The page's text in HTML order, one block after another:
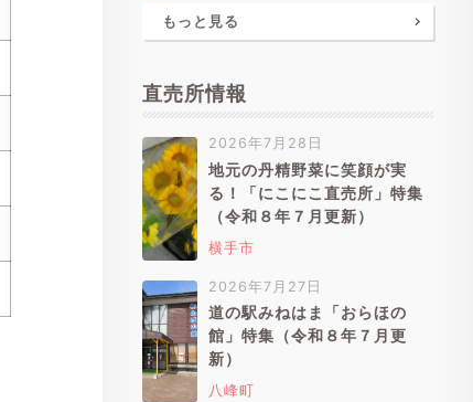
もっと見る
直売所情報
2026年7月28日
地元の丹精野菜に笑顔が実
る！「にこにこ直売所」特集
（令和８年７月更新）
横手市
2026年7月27日
道の駅みねはま「おらほの
館」特集（令和８年７月更
新）
八峰町